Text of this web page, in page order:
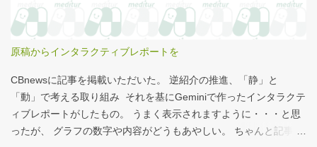
556kcalがどのくらいヤバイのか、スターバックス以上に良く行く
マクドナルドで考えてみる。（ちなみにマクドナルドは食事目的
でなく大抵が100円コーヒーのみ） クイズ！！ シナモンロール
とカロリーがほぼ同じもの（530kcal～580kcal）を次のマクドナ
ルド商品から２つ選んでください ハンバーガー ビッグマック ダブ
ルクォーターパウンダー・チーズ フィレオフィッシュ てりやきマ
ックバーガー マックフライポテト（S) マックフライポテト（M)
マックフライポテト（L) 正解は続きで。
原稿からインタラクティブレポートを
CBnewsに記事を掲載いただいた。 逆紹介の推進、「静」と
「動」で考える取り組み それを基にGeminiで作ったインタラクテ
ィブレポートがしたもの。 うまく表示されますように・・・と思
ったが、 グラフの数字や内容がどうもあやしい。 ちゃんと記事を